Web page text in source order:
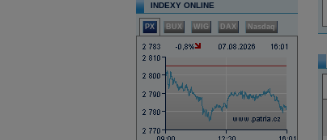
INDEXY ONLINE
PX BUX WIG DAX Nasdaq